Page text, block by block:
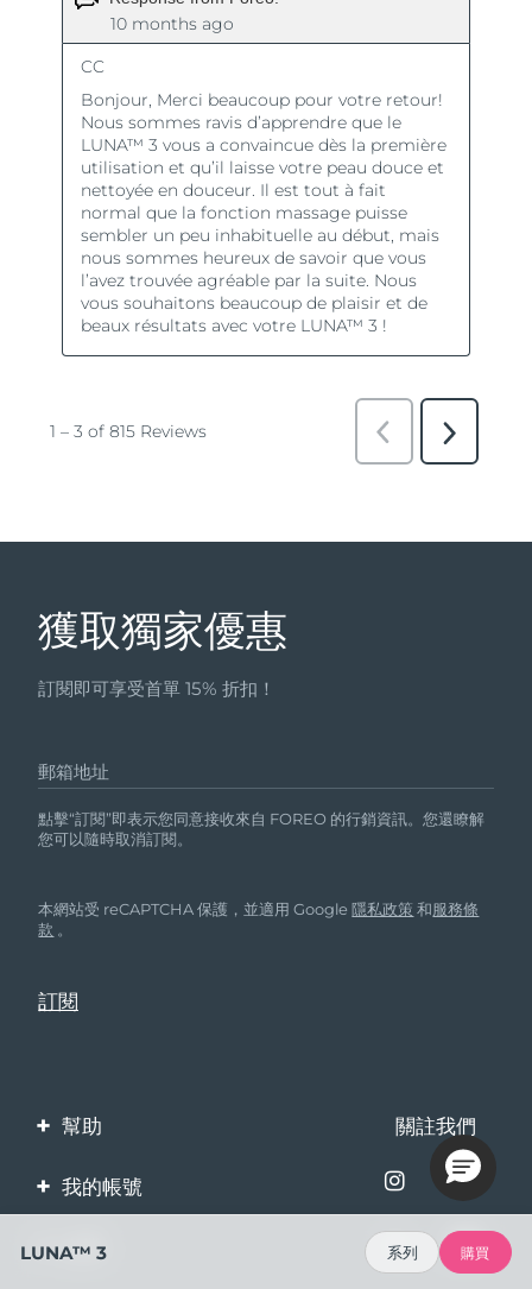
獲取獨家優惠
訂閱即可享受首單 15% 折扣！
郵箱地址
點擊“訂閱”即表示您同意接收來自 FOREO 的行銷資訊。您還瞭解
您可以隨時取消訂閱。
本網站受 reCAPTCHA 保護，並適用 Google隱私政策 和服務條
款 。
幫助
聯繫我們
訂單與運輸
保修與退換貨
關註我們
我的帳號
企業
LUNA™ 3 系列 購買